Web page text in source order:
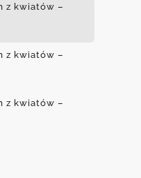
z kwiatów –
z kwiatów –
z kwiatów –